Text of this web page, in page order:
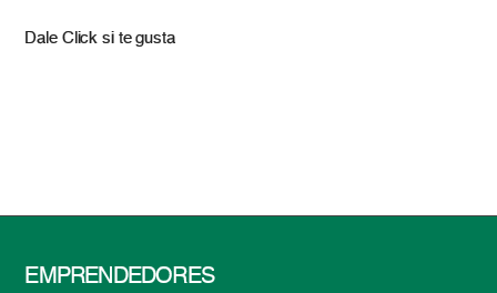
Dale Click si te gusta
EMPRENDEDORES